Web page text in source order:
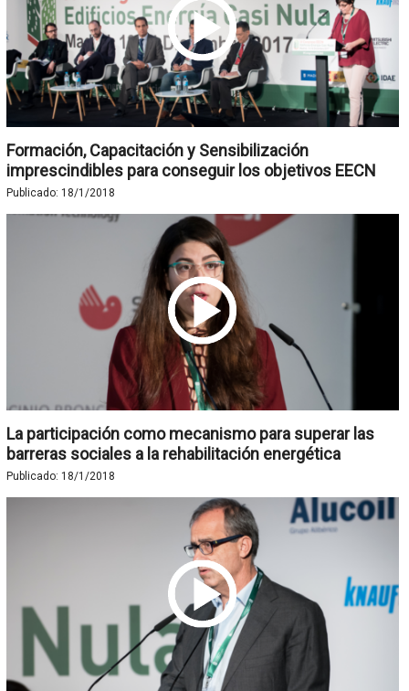
Formación, Capacitación y Sensibilización
imprescindibles para conseguir los objetivos EECN
Publicado: 18/1/2018
La participación como mecanismo para superar las
barreras sociales a la rehabilitación energética
Publicado: 18/1/2018